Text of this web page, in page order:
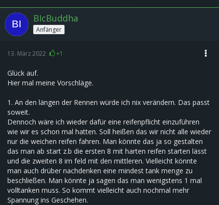
BIcBuddha
Anfänger
13. März 2022 +1
Glück auf.
Hier mal meine Vorschläge.
1. An den längen der Rennen würde ich nix verändern. Das passt
soweit.
Dennoch wäre ich wieder dafür eine reifenpflicht einzuführen
wie wir es schon mal hatten. Soll heißen das wir nicht alle wieder
nur die weichen reifen fahren. Man könnte das ja so gestalten
das man ab start z.b die ersten 8 mit harten reifen starten lässt
und die zweiten 8 im feld mit den mittleren. Vielleicht könnte
man auch drüber nachdenken eine mindest tank menge zu
beschließen. Man könnte ja sagen das man wenigstens 1 mal
volltanken muss. So kommt vielleicht auch nochmal mehr
Spannung ins Geschehen.